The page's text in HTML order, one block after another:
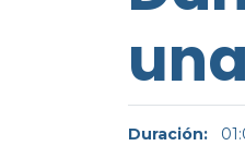
Duración: